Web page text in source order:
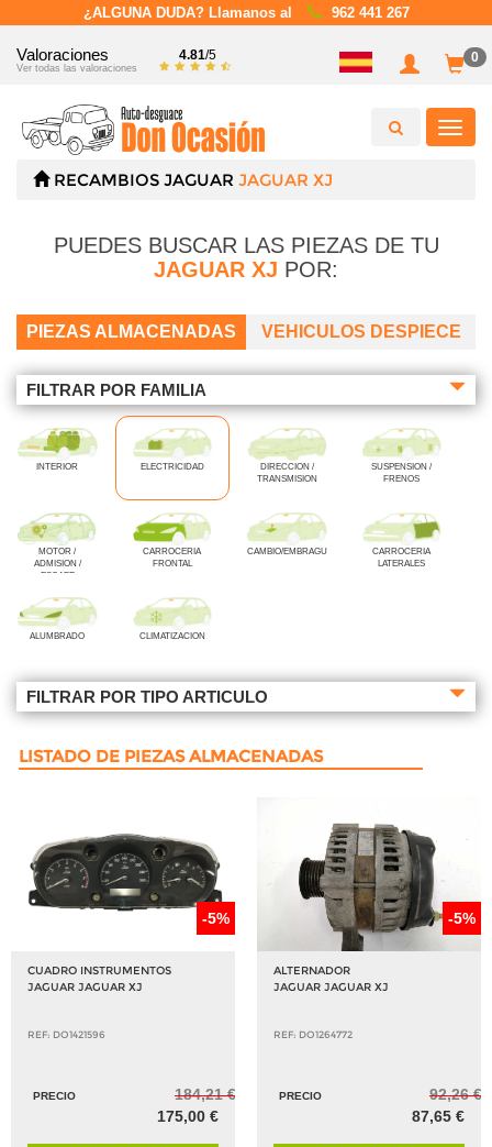
¿ALGUNA DUDA? Llamanos al 962 441 267
Valoraciones
Ver todas las valoraciones
4.81/5 0
RECAMBIOS JAGUAR JAGUAR XJ
PUEDES BUSCAR LAS PIEZAS DE TU
JAGUAR XJ POR:
PIEZAS ALMACENADAS VEHICULOS DESPIECE
FILTRAR POR FAMILIA
INTERIOR ELECTRICIDAD
DIRECCION /
TRANSMISION
SUSPENSION /
FRENOS
MOTOR /
ADMISION /
ESCAPE
CARROCERIA
FRONTAL
CAMBIO/EMBRAGUE
CARROCERIA
LATERALES
ALUMBRADO CLIMATIZACION
FILTRAR POR TIPO ARTICULO
LISTADO DE PIEZAS ALMACENADAS
-5%
CUADRO INSTRUMENTOS
JAGUAR JAGUAR XJ
REF: DO1421596
PRECIO
184,21 €
175,00 €
-5%
ALTERNADOR
JAGUAR JAGUAR XJ
REF: DO1264772
PRECIO
92,26 €
87,65 €